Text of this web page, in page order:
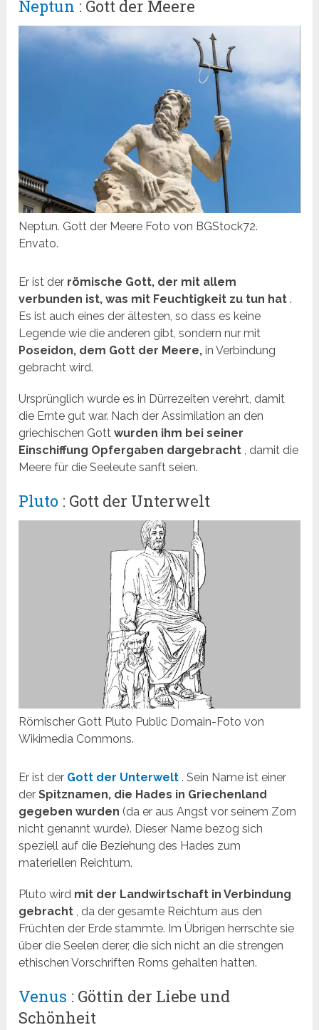
Neptun : Gott der Meere
Neptun. Gott der Meere Foto von BGStock72.
Envato.
Er ist der römische Gott, der mit allem
verbunden ist, was mit Feuchtigkeit zu tun hat .
Es ist auch eines der ältesten, so dass es keine
Legende wie die anderen gibt, sondern nur mit
Poseidon, dem Gott der Meere, in Verbindung
gebracht wird.
Ursprünglich wurde es in Dürrezeiten verehrt, damit
die Ernte gut war. Nach der Assimilation an den
griechischen Gottwurden ihm bei seiner
Einschiffung Opfergaben dargebracht , damit die
Meere für die Seeleute sanft seien.
Pluto : Gott der Unterwelt
Römischer Gott Pluto Public Domain-Foto von
Wikimedia Commons.
Er ist der Gott der Unterwelt . Sein Name ist einer
derSpitznamen, die Hades in Griechenland
gegeben wurden (da er aus Angst vor seinem Zorn
nicht genannt wurde). Dieser Name bezog sich
speziell auf die Beziehung des Hades zum
materiellen Reichtum.
Pluto wird mit der Landwirtschaft in Verbindung
gebracht , da der gesamte Reichtum aus den
Früchten der Erde stammte. Im Übrigen herrschte sie
über die Seelen derer, die sich nicht an die strengen
ethischen Vorschriften Roms gehalten hatten.
Venus : Göttin der Liebe und
Schönheit